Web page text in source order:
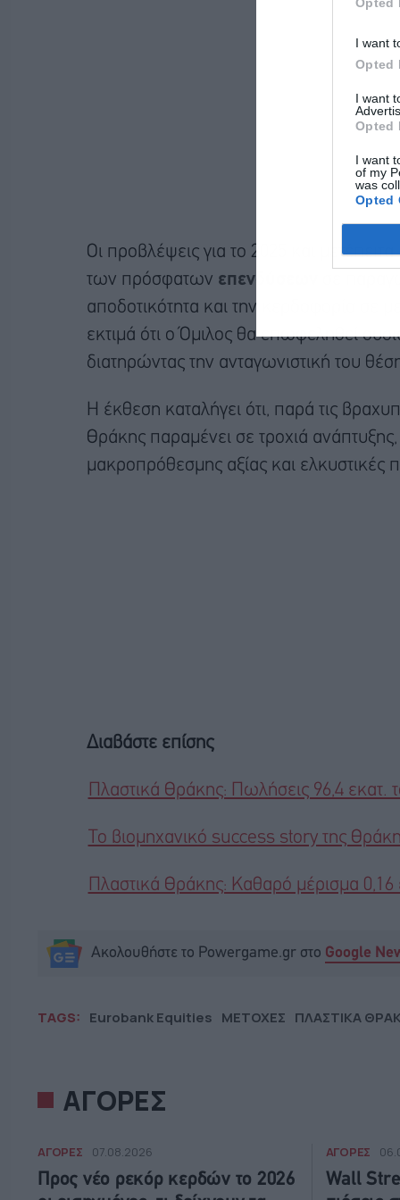
I want
Opted
I want
Opted
I want
of my
was
Opted
Οι προβλέψεις για το 2025 και
των πρόσφατων επενδύσεων
αποδοτικότητα και την κερδοφορία
εκτιμά ότι ο Όμιλος θα επωφεληθεί
διατηρώντας την ανταγωνιστική του
Η έκθεση καταλήγει ότι, παρά τις
Θράκης παραμένει σε τροχιά ανάπτυξης,
μακροπρόθεσμης αξίας και ελκυστικές
Διαβάστε επίσης
Πλαστικά Θράκης: Πωλήσεις 96,4 εκατ.
Το βιομηχανικό success story της
Πλαστικά Θράκης: Καθαρό μέρισμα
Ακολουθήστε το Powergame.gr στο Google
TAGS: Eurobank Equities ΜΕΤΟΧΕΣ ΠΛΑΣΤΙΚΑ
ΑΓΟΡΕΣ
ΑΓΟΡΕΣ 07.08.2026
Προς νέο ρεκόρ κερδών το 2026
ΑΓΟΡΕΣ
Wall